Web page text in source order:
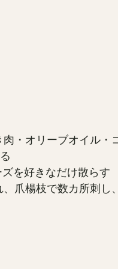
・オリーブオイル
を好きなだけ散らす
爪楊枝で数カ所刺し